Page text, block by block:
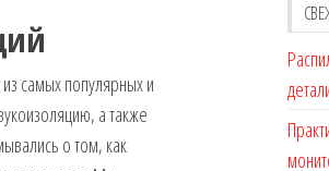
самых популярных и
а также
о том, как